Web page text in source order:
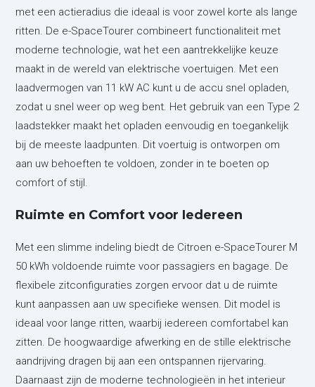
met een actieradius die ideaal is voor zowel korte als lange
ritten. De e-SpaceTourer combineert functionaliteit met
moderne technologie, wat het een aantrekkelijke keuze
maakt in de wereld van elektrische voertuigen. Met een
laadvermogen van 11 kW AC kunt u de accu snel opladen,
zodat u snel weer op weg bent. Het gebruik van een Type 2
laadstekker maakt het opladen eenvoudig en toegankelijk
bij de meeste laadpunten. Dit voertuig is ontworpen om
aan uw behoeften te voldoen, zonder in te boeten op
comfort of stijl.
Ruimte en Comfort voor Iedereen
Met een slimme indeling biedt de Citroen e-SpaceTourer M
50 kWh voldoende ruimte voor passagiers en bagage. De
flexibele zitconfiguraties zorgen ervoor dat u de ruimte
kunt aanpassen aan uw specifieke wensen. Dit model is
ideaal voor lange ritten, waarbij iedereen comfortabel kan
zitten. De hoogwaardige afwerking en de stille elektrische
aandrijving dragen bij aan een ontspannen rijervaring.
Daarnaast zijn de moderne technologieën in het interieur